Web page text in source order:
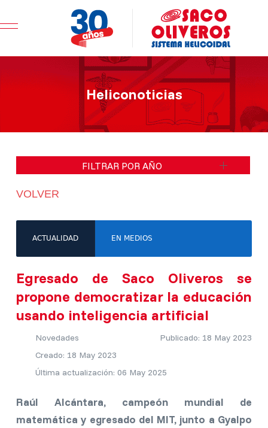
Mobile Menu Toggle
Heliconoticias
FILTRAR POR AÑO
VOLVER
ACTUALIDAD EN MEDIOS
Egresado de Saco Oliveros se
propone democratizar la educación
usando inteligencia artificial
Novedades
Publicado: 18 May 2023
Creado: 18 May 2023
Última actualización: 06 May 2025
Raúl Alcántara, campeón mundial de
matemática y egresado del MIT, junto a Gyalpo